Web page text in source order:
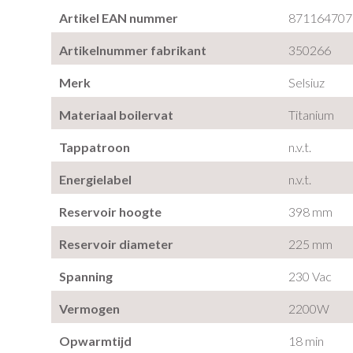
Artikel EAN nummer
Artikelnummer fabrikant 350266
Merk Selsiuz
Materiaal boilervat Titanium
Tappatroon n.v.t.
Energielabel n.v.t.
Reservoir hoogte 398 mm
Reservoir diameter 225 mm
Spanning 230 Vac
Vermogen 2200W
Opwarmtijd 18 min